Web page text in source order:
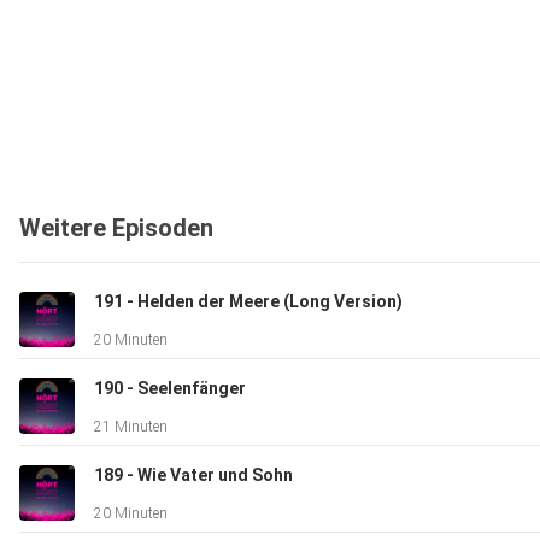
Weitere Episoden
191 - Helden der Meere (Long Version)
20 Minuten
190 - Seelenfänger
21 Minuten
189 - Wie Vater und Sohn
20 Minuten